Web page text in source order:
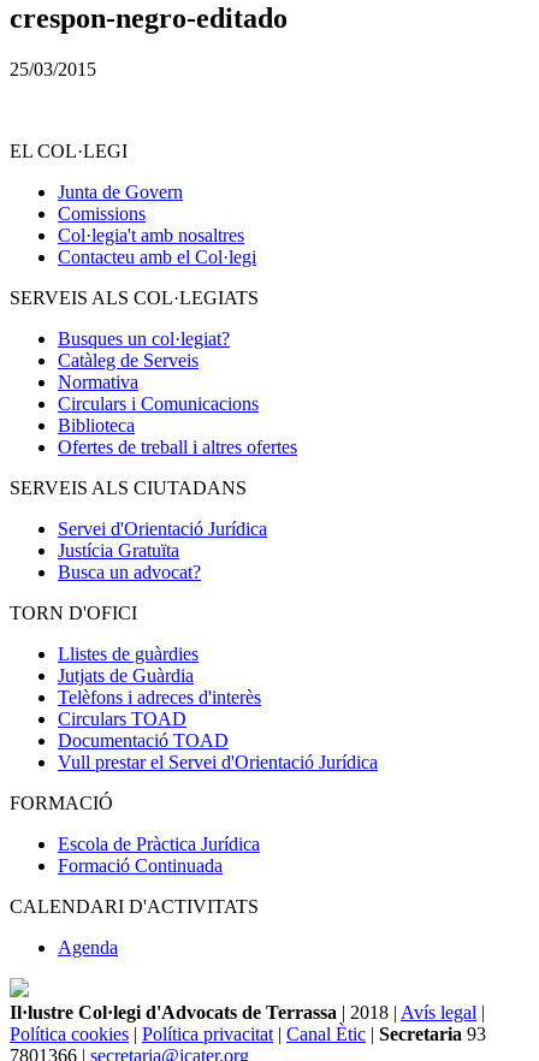
crespon-negro-editado
25/03/2015
EL COL·LEGI
Junta de Govern
Comissions
Col·legia't amb nosaltres
Contacteu amb el Col·legi
SERVEIS ALS COL·LEGIATS
Busques un col·legiat?
Catàleg de Serveis
Normativa
Circulars i Comunicacions
Biblioteca
Ofertes de treball i altres ofertes
SERVEIS ALS CIUTADANS
Servei d'Orientació Jurídica
Justícia Gratuïta
Busca un advocat?
TORN D'OFICI
Llistes de guàrdies
Jutjats de Guàrdia
Telèfons i adreces d'interès
Circulars TOAD
Documentació TOAD
Vull prestar el Servei d'Orientació Jurídica
FORMACIÓ
Escola de Pràctica Jurídica
Formació Continuada
CALENDARI D'ACTIVITATS
Agenda
Il·lustre Col·legi d'Advocats de Terrassa | 2018 | Avís legal |
Política cookies | Política privacitat | Canal Ètic | Secretaria 93
7801366 | secretaria@icater.org